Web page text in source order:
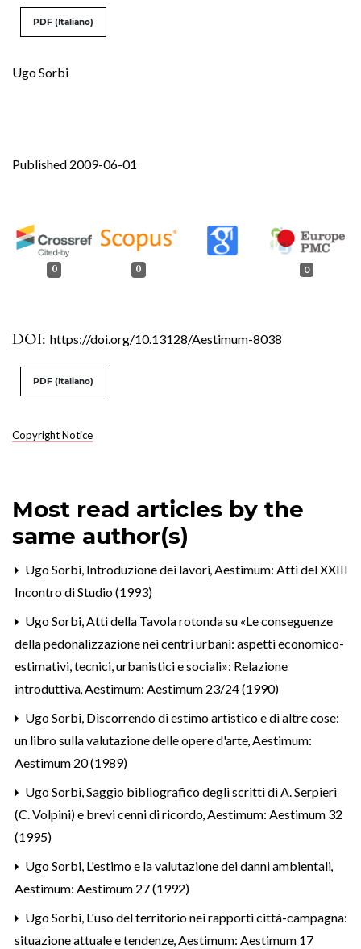
PDF (Italiano)
Ugo Sorbi
DOI: https://doi.org/10.13128/Aestimum-8038
Published 2009-06-01
Copyright Notice
0 0 0
PDF (Italiano)
Most read articles by the
same author(s)
Ugo Sorbi, Introduzione dei lavori,Aestimum: Atti del XXIII
Incontro di Studio (1993)
Ugo Sorbi,Atti della Tavola rotonda su «Le conseguenze
della pedonalizzazione nei centri urbani: aspetti economico-
estimativi, tecnici, urbanistici e sociali»: Relazione
introduttiva,Aestimum: Aestimum 23/24 (1990)
Ugo Sorbi, Discorrendo di estimo artistico e di altre cose:
un libro sulla valutazione delle opere d'arte,Aestimum:
Aestimum 20 (1989)
Ugo Sorbi,Saggio bibliografico degli scritti di A. Serpieri
(C. Volpini) e brevi cenni di ricordo,Aestimum: Aestimum 32
(1995)
Ugo Sorbi, L'estimo e la valutazione dei danni ambientali,
Aestimum: Aestimum 27 (1992)
Ugo Sorbi, L'uso del territorio nei rapporti città-campagna:
situazione attuale e tendenze,Aestimum: Aestimum 17